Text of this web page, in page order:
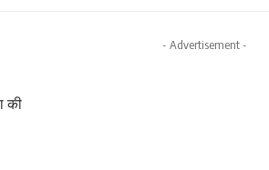
- Advertisement -
की